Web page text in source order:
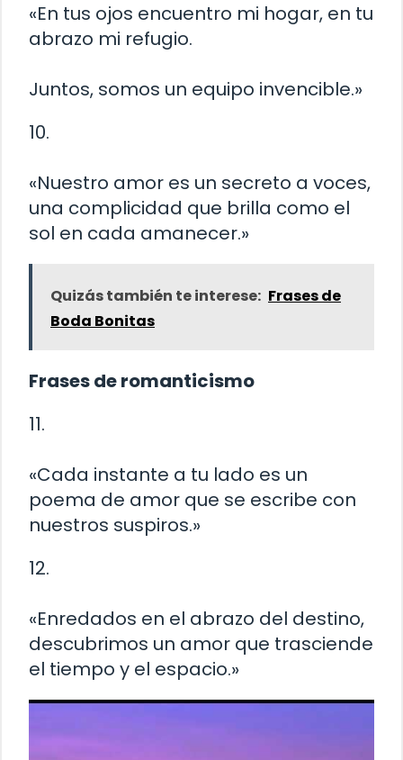
«En tus ojos encuentro mi hogar, en tu
abrazo mi refugio.
Juntos, somos un equipo invencible.»
10.
«Nuestro amor es un secreto a voces,
una complicidad que brilla como el
sol en cada amanecer.»
Quizás también te interese: Frases de
Boda Bonitas
Frases de romanticismo
11.
«Cada instante a tu lado es un
poema de amor que se escribe con
nuestros suspiros.»
12.
«Enredados en el abrazo del destino,
descubrimos un amor que trasciende
el tiempo y el espacio.»